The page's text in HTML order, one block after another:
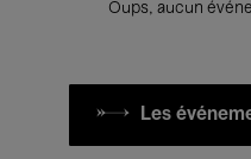
Oups, aucun
Les